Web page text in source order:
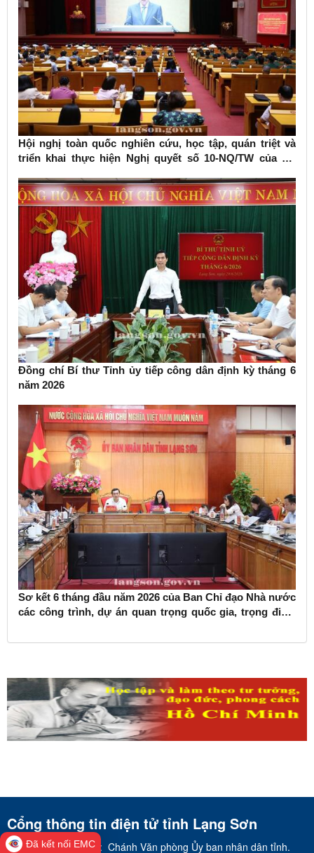
Hội nghị toàn quốc nghiên cứu, học tập, quán triệt và
triển khai thực hiện Nghị quyết số 10-NQ/TW của Bộ
Đồng chí Bí thư Tỉnh ủy tiếp công dân định kỳ tháng 6
năm 2026
Sơ kết 6 tháng đầu năm 2026 của Ban Chỉ đạo Nhà nước
các công trình, dự án quan trọng quốc gia, trọng điểm
Cổng thông tin điện tử tỉnh Lạng Sơn
Chịu trách nhiệm: Chánh Văn phòng Ủy ban nhân dân tỉnh.
Đã kết nối EMC